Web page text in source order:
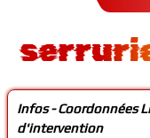
Infos - Coordonnées
d'intervention